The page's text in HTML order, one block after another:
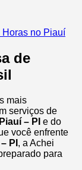
Horas no Piauí
de
mais
serviços de
– PI e do
você enfrente
PI , a Achei
para